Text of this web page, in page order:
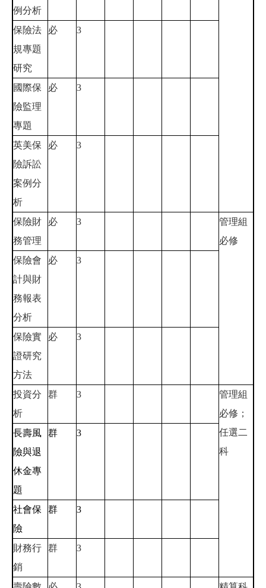
例分析
保險法
規專題
研究
必 3
國際保
險監理
專題
必 3
英美保
險訴訟
案例分
析
必 3
保險財
務管理
必 3
管理組
必修
保險會
計與財
務報表
分析
必 3
保險實
證研究
方法
必 3
投資分
析
群 3
管理組
必修；
任選二
科
長壽風
險與退
休金專
題
群 3
社會保
險
群 3
財務行
銷
群 3